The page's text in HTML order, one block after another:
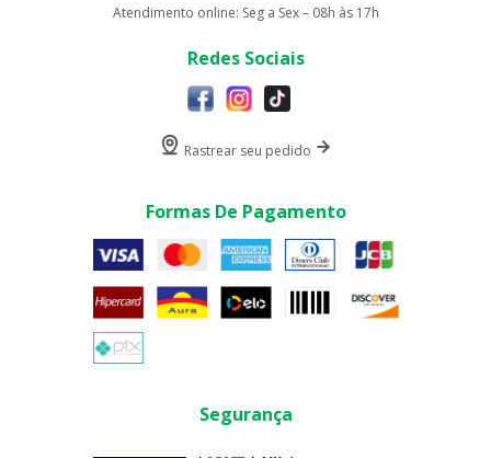
Atendimento online: Seg a Sex – 08h às 17h
Redes Sociais
Rastrear seu pedido
Formas De Pagamento
Segurança